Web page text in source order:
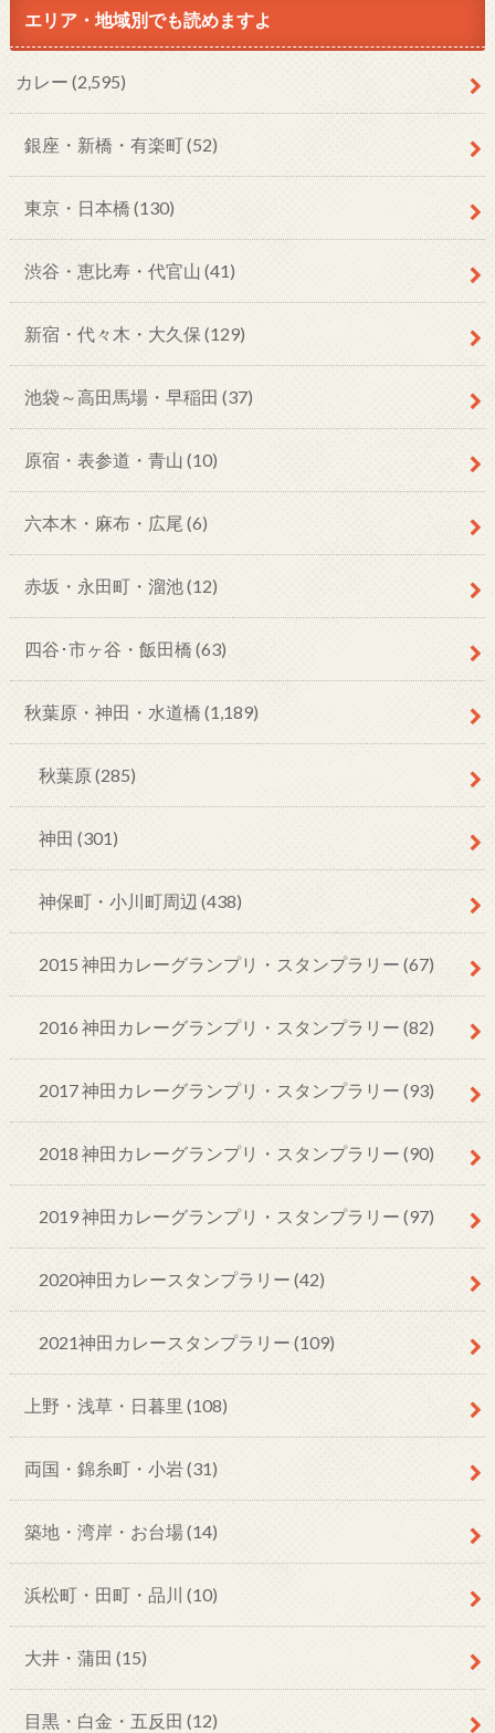
エリア・地域別でも読めますよ
カレー (2,595)
銀座・新橋・有楽町(52)
東京・日本橋 (130)
渋谷・恵比寿・代官山 (41)
新宿・代々木・大久保 (129)
池袋～高田馬場・早稲田 (37)
原宿・表参道・青山 (10)
六本木・麻布・広尾 (6)
赤坂・永田町・溜池(12)
四谷･市ヶ谷・飯田橋 (63)
秋葉原・神田・水道橋 (1,189)
秋葉原(285)
神田 (301)
神保町・小川町周辺 (438)
2015 神田カレーグランプリ・スタンプラリー (67)
2016 神田カレーグランプリ・スタンプラリー (82)
2017 神田カレーグランプリ・スタンプラリー (93)
2018 神田カレーグランプリ・スタンプラリー (90)
2019 神田カレーグランプリ・スタンプラリー (97)
2020神田カレースタンプラリー (42)
2021神田カレースタンプラリー (109)
上野・浅草・日暮里 (108)
両国・錦糸町・小岩(31)
築地・湾岸・お台場(14)
浜松町・田町・品川 (10)
大井・蒲田 (15)
目黒・白金・五反田 (12)